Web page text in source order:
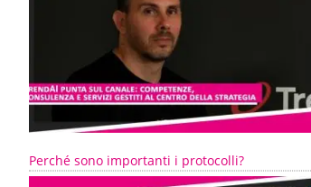
Perché sono importanti i protocolli?